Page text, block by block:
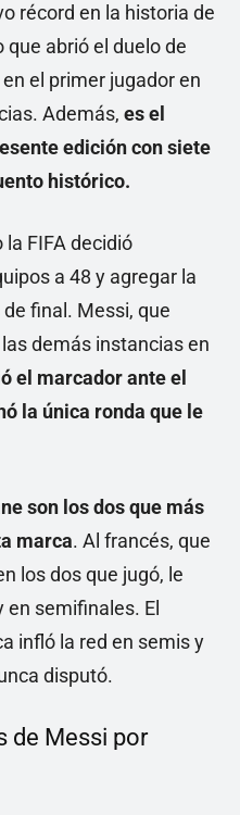
récord en la historia de
que abrió el duelo de
el primer jugador en
Además, es el
edición con siete
histórico.
FIFA decidió
a 48 y agregar la
final. Messi, que
demás instancias en
el marcador ante el
la única ronda que le
son los dos que más
marca. Al francés, que
los dos que jugó, le
semifinales. El
infló la red en semis y
disputó.
de Messi por